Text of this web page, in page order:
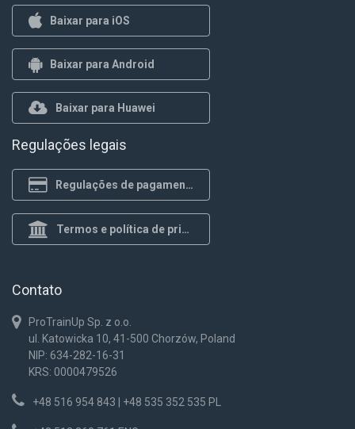
Baixar para iOS
Baixar para Android
Baixar para Huawei
Regulações legais
Regulações de pagamento
Termos e política de privacidade
Contato
ProTrainUp Sp. z o.o.
ul. Katowicka 10, 41-500 Chorzów, Poland
NIP: 634-282-16-31
KRS: 0000479526
+48 516 954 843 | +48 535 352 535 PL